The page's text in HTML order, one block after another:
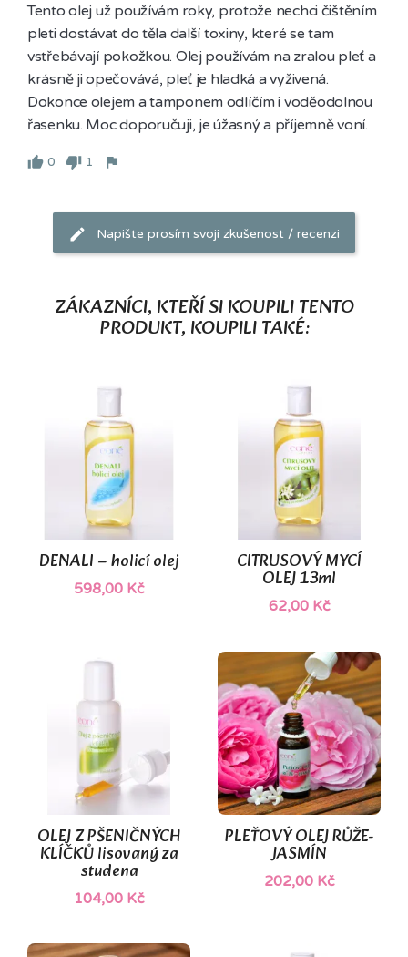
Tento olej už používám roky, protože nechci čištěním
pleti dostávat do těla další toxiny, které se tam
vstřebávají pokožkou. Olej používám na zralou pleť a
krásně ji opečovává, pleť je hladká a vyživená.
Dokonce olejem a tamponem odlíčím i voděodolnou
řasenku. Moc doporučuji, je úžasný a příjemně voní.
0 1
Napište prosím svoji zkušenost / recenzi
ZÁKAZNÍCI, KTEŘÍ SI KOUPILI TENTO
PRODUKT, KOUPILI TAKÉ:
DENALI – holicí olej
598,00 Kč
CITRUSOVÝ MYCÍ
OLEJ 13ml
62,00 Kč
OLEJ Z PŠENIČNÝCH
KLÍČKŮ lisovaný za
studena
104,00 Kč
PLEŤOVÝ OLEJ RŮŽE-
JASMÍN
202,00 Kč